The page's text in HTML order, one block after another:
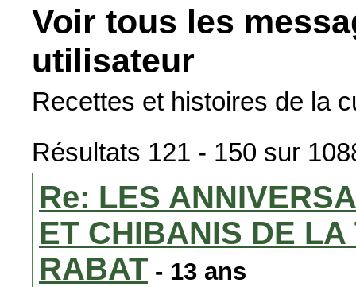
Voir tous les
utilisateur
Recettes et histoires de la
Résultats 121 - 150 sur
Re: LES
ET CHIBANIS DE
RABAT - 13 ans